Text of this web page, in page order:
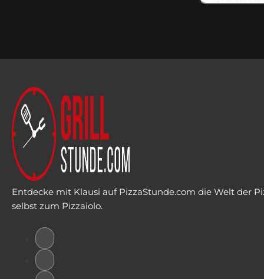
Entdecke mit Klausi auf PizzaStunde.com die Welt der
selbst zum Pizzaiolo.